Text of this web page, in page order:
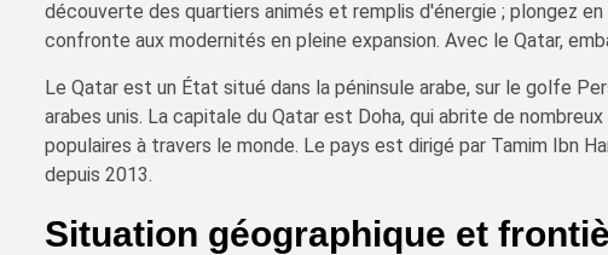
découverte des quartiers animés et remplis d'énergie ; plongez
confronte aux modernités en pleine expansion. Avec le Qatar,
Le Qatar est un État situé dans la péninsule arabe, sur le golfe
arabes unis. La capitale du Qatar est Doha, qui abrite de
populaires à travers le monde. Le pays est dirigé par Tamim Ibn
depuis 2013.
Situation géographique et